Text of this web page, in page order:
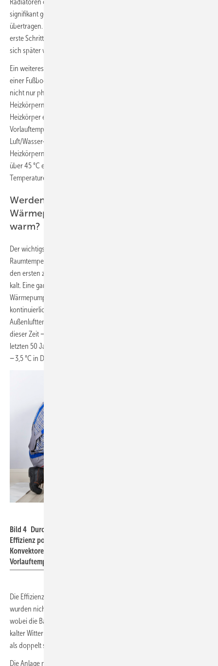
Radiatoren oder Konvektoren können die gleiche Wärmemenge bei
signifikant geringerer Heizkreislauftemperatur an den Raum
übertragen. Solche einfachen Sanierungsmaßnahmen können oft der
erste Schritt eines mittelfristigen Sanierungsfahrplans sein, mit dem
sich später weitere Effizienzverbesserungen erzielen lassen.
Ein weiteres verbreitetes Vorurteil ist, dass Wärmepumpen nur mit
einer Fußboden- oder Wandheizung einsetzbar seien. Das ist jedoch
nicht nur physikalisch falsch, sondern wird auch von Tausenden mit
Heizkörpern realisierten Wärmepumpensystemen widerlegt.
Heizkörper erfordern nicht zwangsläufig „sehr hohe“
Vorlauftemperaturen. In der Feldstudie hat nur eine Handvoll der
Luft/Wasser-Wärmepumpenanlagen, die ausschließlich mit
Heizkörpern ausgestattet waren, mittlere Heizkreistemperaturen von
über 45 °C erreicht. Bei der Mehrheit der Anlagen lagen die
Temperaturen sogar unter 40 °C.
Werden Bestandsgebäude mit
Wärmepumpen überhaupt angenehm
warm?
Der wichtigste Punkt für die Bewohner ist sicherlich: Ist die
Raumtemperatur angenehm, auch wenn es draußen sehr kalt ist? In
den ersten zwei Februarwochen 2021 war es in Deutschland ziemlich
kalt. Eine ganz aktuelle Auswertung von 20 Luft/Wasser-
Wärmepumpenanlagen, bei denen die Messwerte am Fraunhofer ISE
kontinuierlich erfasst werden, hat Folgendes gezeigt: Die mittlere
Außenlufttemperatur bei den ausgewerteten Wärmepumpen betrug in
dieser Zeit − 3,6 °C. Wie kalt das ist, zeigt der Umstand, dass es in
letzten 50 Jahren nur fünf Monate mit mittleren Temperaturen unter
− 3,5 °C in Deutschland gab.
Bild 4 Durch den Austausch einzelner Heizkörper lässt sich die
Effizienz positiv beeinflussen. Moderne Radiatoren oder
Konvektoren können die gleiche Wärmemenge bei geringerer
Vorlauftemperatur an den Raum übergeben.
Die Effizienz von 17 Anlagen (die drei besten in voll sanierten Häusern
wurden nicht berücksichtigt) betrug in dieser Zeit 2,3 im Durchschnitt,
wobei die Bandbreite zwischen 1,6 und 2,8 lag. Das heißt, selbst bei so
kalter Witterung konnte pro kWh Strom aus der Umgebungsluft mehr
als doppelt so viel Wärme gewonnen werden.
Die Anlage mit der niedrigsten Effizienz musste mit der niedrigsten